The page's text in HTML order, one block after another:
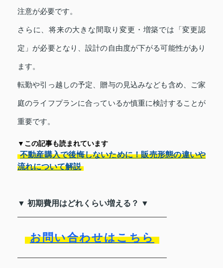
注意が必要です。
さらに、将来の大きな間取り変更・増築では「変更認
定」が必要となり、設計の自由度が下がる可能性があり
ます。
転勤や引っ越しの予定、贈与の見込みなども含め、ご家
庭のライフプランに合っているか慎重に検討することが
重要です。
▼この記事も読まれています
不動産購入で後悔しないために！販売形態の違いや
流れについて解説
▼ 初期費用はどれくらい増える？ ▼
お問い合わせはこちら